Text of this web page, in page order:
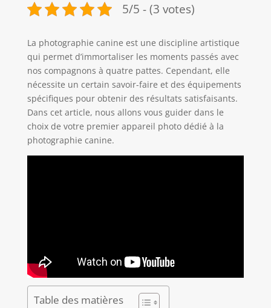
5/5 - (3 votes)
La photographie canine est une discipline artistique
qui permet d’immortaliser les moments passés avec
nos compagnons à quatre pattes. Cependant, elle
nécessite un certain savoir-faire et des équipements
spécifiques pour obtenir des résultats satisfaisants.
Dans cet article, nous allons vous guider dans le
choix de votre premier appareil photo dédié à la
photographie canine.
Table des matières